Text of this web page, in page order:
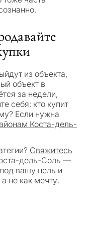
из объекта,
объект в
за недели,
себя: кто купит
Если нужна
Коста-дель-
Свяжитесь
дель-Соль —
вашу цель и
не как мечту.
какой
вы
в